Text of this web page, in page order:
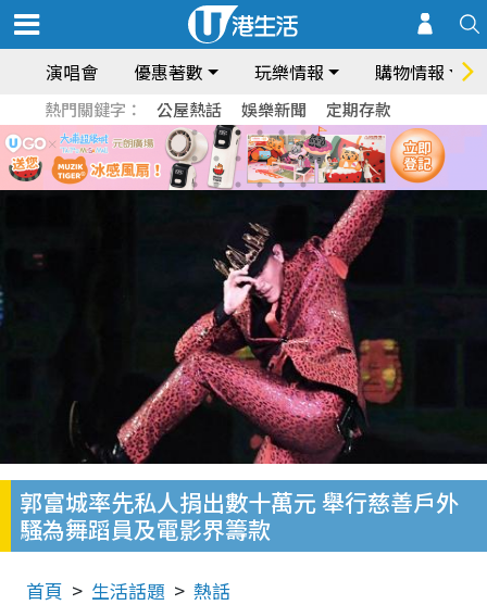
演唱會 優惠著數 玩樂情報 購物情報
熱門關鍵字： 公屋熱話 娛樂新聞 定期存款
郭富城率先私人捐出數十萬元 舉行慈善戶外
騷為舞蹈員及電影界籌款
首頁 生活話題 熱話